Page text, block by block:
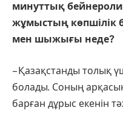
минуттық
жұмыстың көпшілік
мен шыжығы неде?
– Қазақстанды толық
болады. Соның
барған дұрыс екенін